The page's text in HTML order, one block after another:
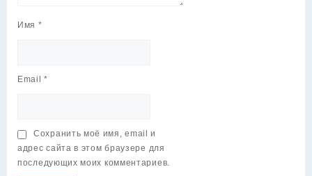
Имя *
Email*
Сохранить моё имя, email и
адрес сайта в этом браузере для
последующих моих комментариев.